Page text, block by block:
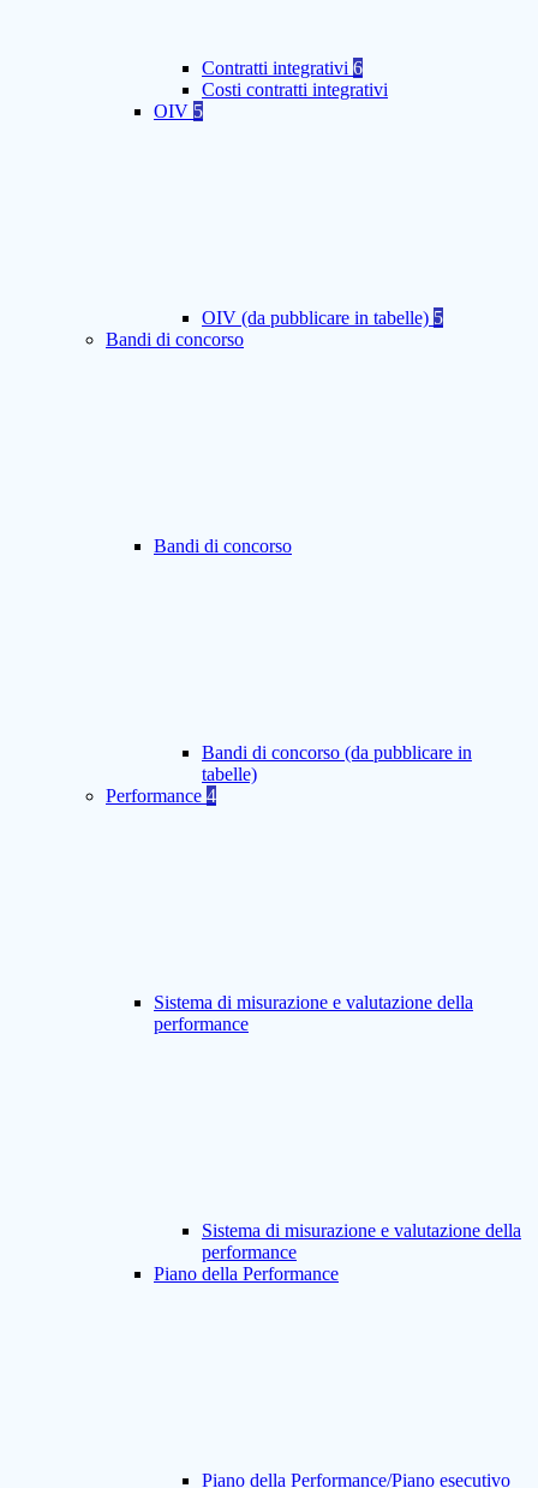
Contratti integrativi 6
Costi contratti integrativi
OIV 5
OIV (da pubblicare in tabelle) 5
Bandi di concorso
Bandi di concorso
Bandi di concorso (da pubblicare in
tabelle)
Performance 4
Sistema di misurazione e valutazione della
performance
Sistema di misurazione e valutazione della
performance
Piano della Performance
Piano della Performance/Piano esecutivo